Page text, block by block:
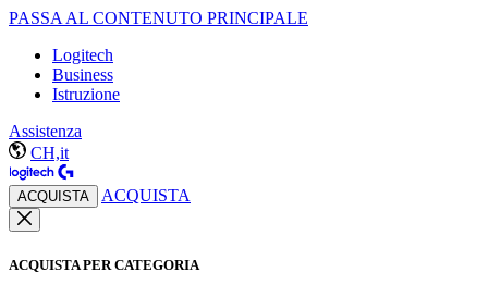
PASSA AL CONTENUTO PRINCIPALE
Logitech
Business
Istruzione
Assistenza
CH,it
ACQUISTA ACQUISTA
ACQUISTA PER CATEGORIA